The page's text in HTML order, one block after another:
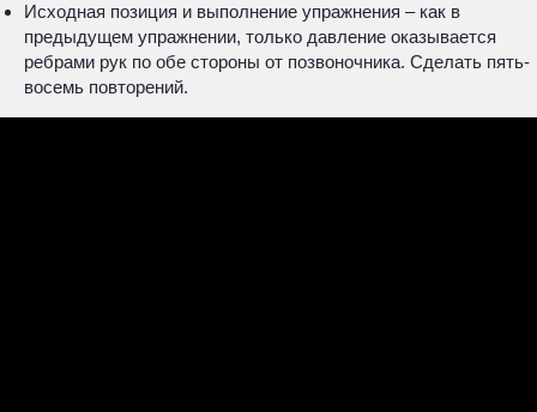
Исходная позиция и выполнение упражнения – как в
предыдущем упражнении, только давление оказывается
ребрами рук по обе стороны от позвоночника. Сделать пять-
восемь повторений.